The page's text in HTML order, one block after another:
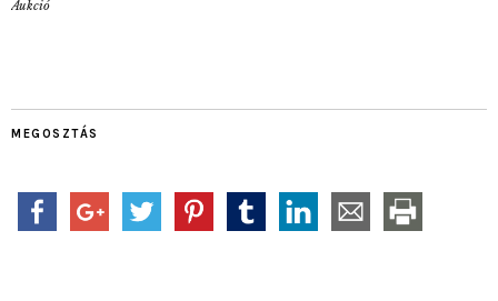
Aukció
MEGOSZTÁS